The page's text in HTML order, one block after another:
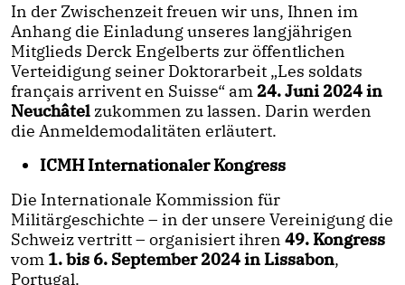
In der Zwischenzeit freuen wir uns, Ihnen im
Anhang die Einladung unseres langjährigen
Mitglieds Derck Engelberts zur öffentlichen
Verteidigung seiner Doktorarbeit „Les soldats
français arrivent en Suisse“ am24. Juni 2024 in
Neuchâtel zukommen zu lassen. Darin werden
die Anmeldemodalitäten erläutert.
ICMH Internationaler Kongress
Die Internationale Kommission für
Militärgeschichte – in der unsere Vereinigung die
Schweiz vertritt – organisiert ihren 49. Kongress
vom 1. bis 6. September 2024 in Lissabon,
Portugal.